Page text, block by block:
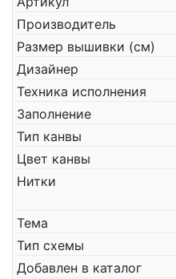
Производитель
Размер вышивки (см)
Дизайнер
Техника исполнения
Заполнение
Тип канвы
Цвет канвы
Нитки
Тема
Тип схемы
Добавлен в каталог